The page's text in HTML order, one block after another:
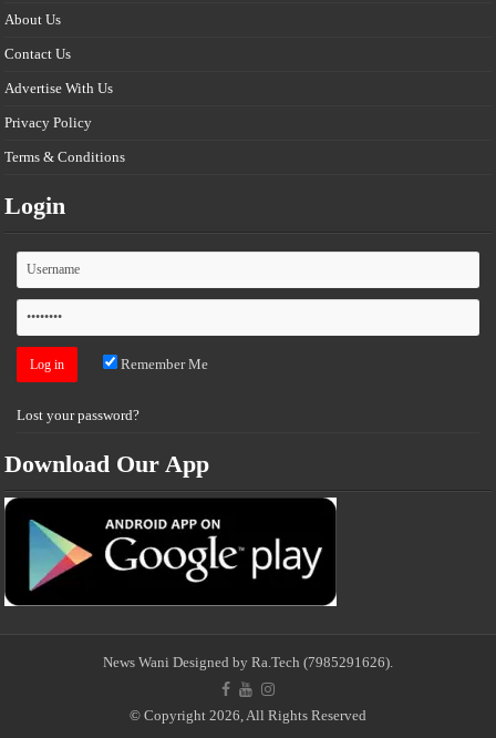
About Us
Contact Us
Advertise With Us
Privacy Policy
Terms & Conditions
Login
Remember Me
Lost your password?
Download Our App
News Wani Designed by Ra.Tech (7985291626)
© Copyright 2026, All Rights Reserved